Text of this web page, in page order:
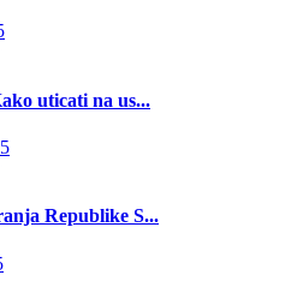
uticati na us...
Republike S...